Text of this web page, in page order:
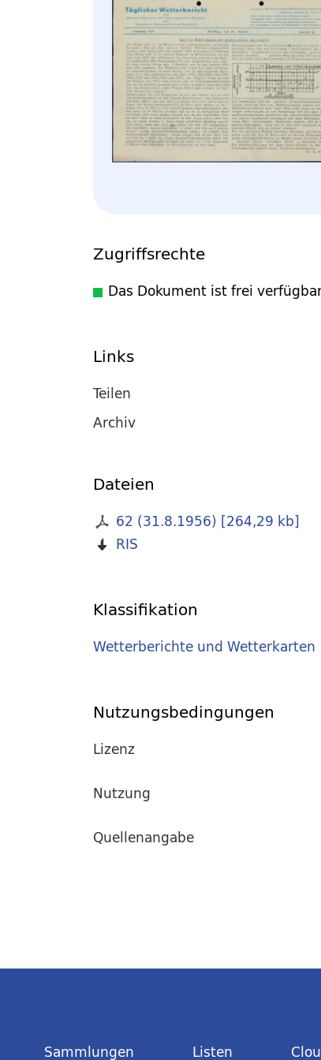
Zugriffsrechte
Das Dokument ist frei
Links
Teilen
Archiv
Dateien
62 (31.8.1956) [264,29 kb]
RIS
Klassifikation
Wetterberichte und Wetterkarten
Nutzungsbedingungen
Lizenz
Nutzung
Quellenangabe
Sammlungen Listen